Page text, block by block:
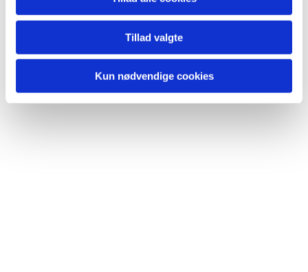
Tillad valgte
Kun nødvendige cookies